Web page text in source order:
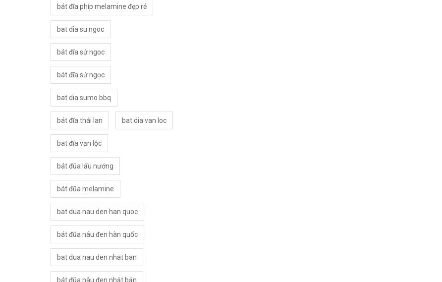
bát đĩa phíp melamine đẹp rẻ
bat dia su ngoc
bát đĩa sứ ngoc
bát đĩa sứ ngọc
bat dia sumo bbq
bát đĩa thái lan bat dia van loc
bat đĩa vạn lộc
bát đũa lẩu nướng
bát đũa melamine
bat dua nau den han quoc
bát đũa nâu đen hàn quốc
bat dua nau den nhat ban
bát đũa nâu đen nhật bản